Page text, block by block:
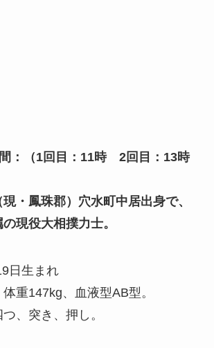
：（1回目：11時 2回目：13時
・鳳珠郡）穴水町中居出身で、
現役大相撲力士。
日生まれ
重147kg、血液型AB型。
、突き、押し。